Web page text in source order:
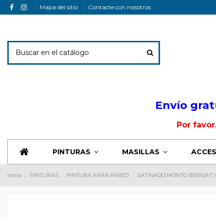
Mapa del sitio Contacte con nosotros
Envío
Por
PINTURAS MASILLAS
Inicio PINTURAS PINTURA PARA PARED SATINADO MONTO IBERSAT